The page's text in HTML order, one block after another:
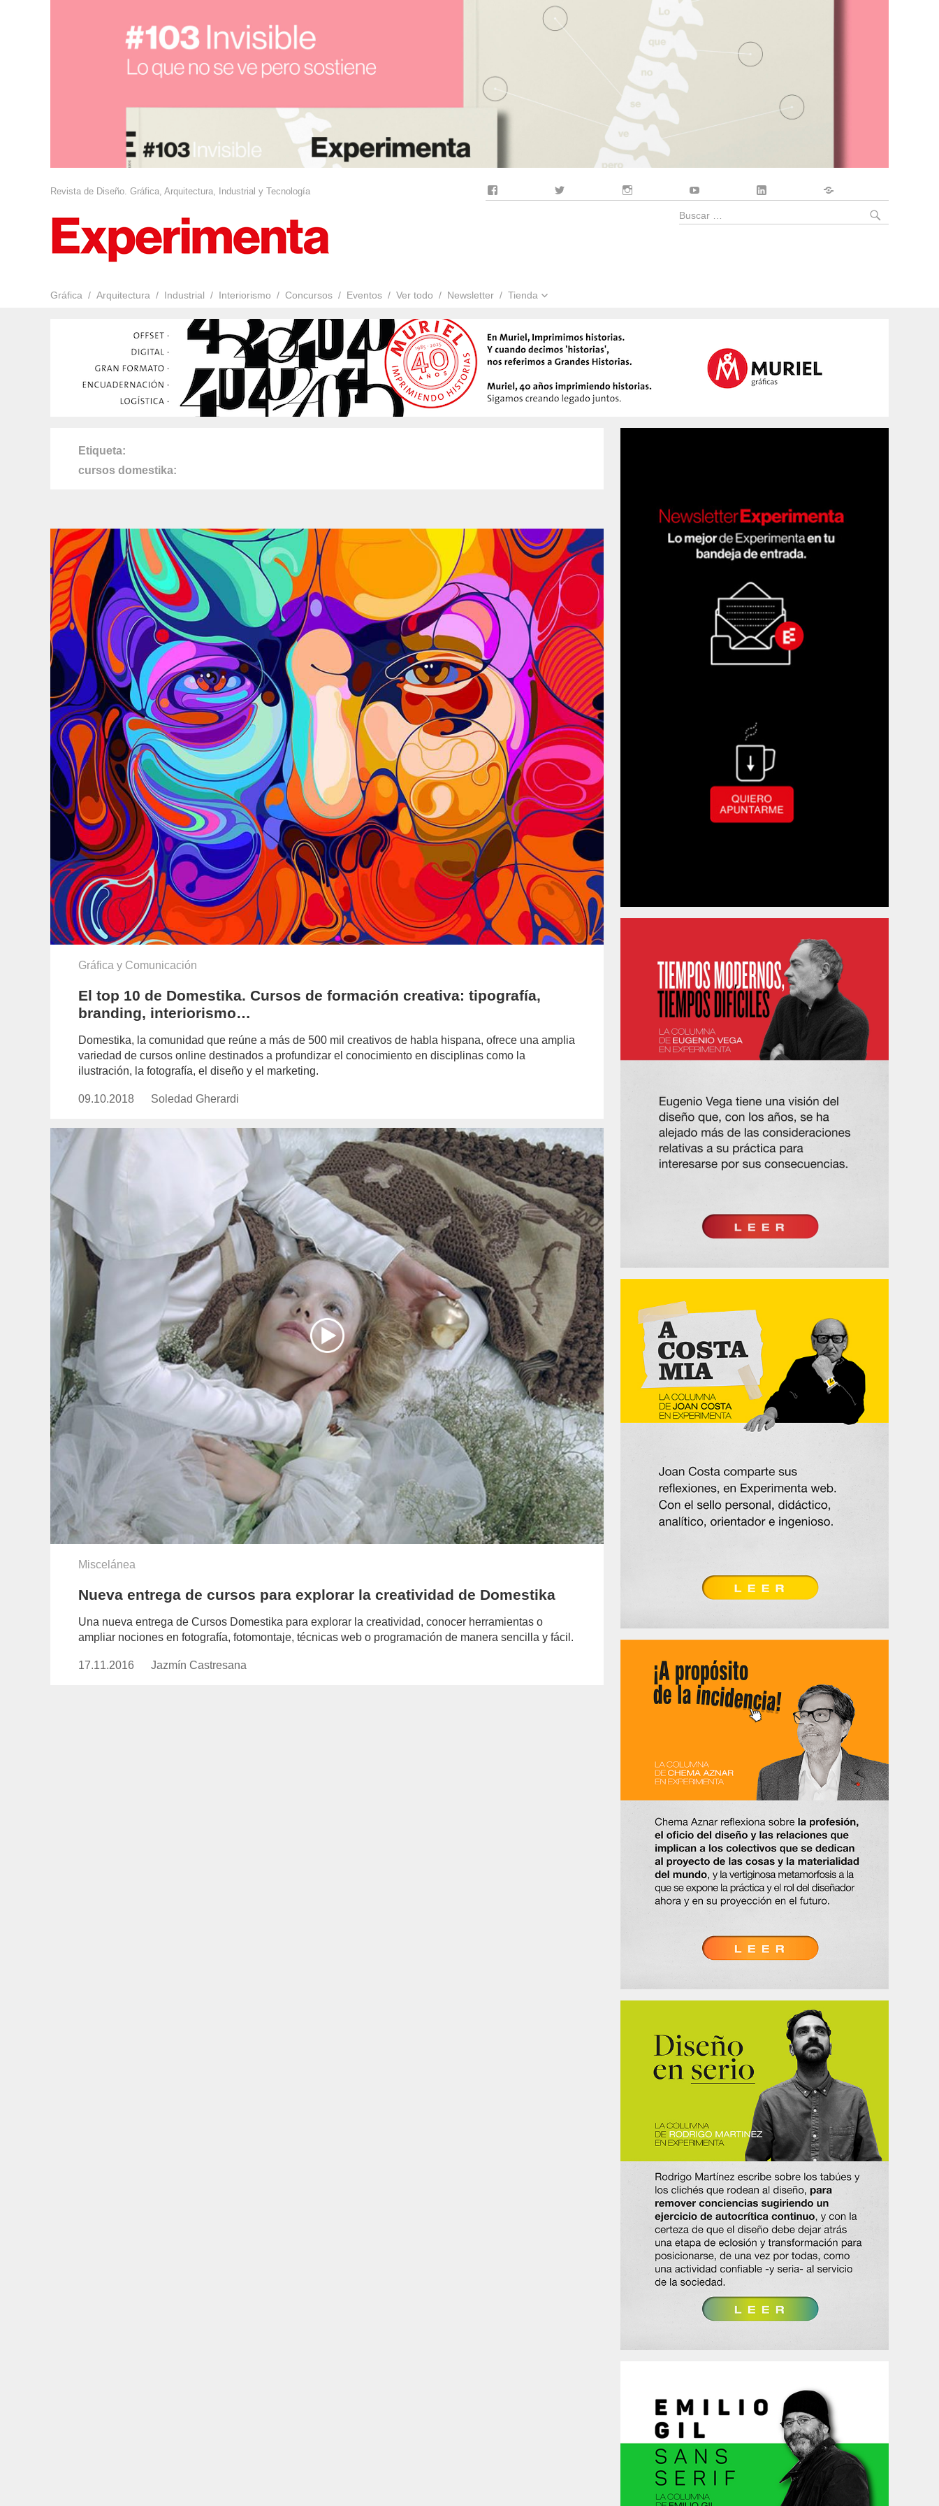
Revista de Diseño. Gráfica, Arquitectura, Industrial y Tecnología
Gráfica Arquitectura Industrial Interiorismo Concursos Eventos Ver todo Newsletter Tienda
Buscar
Etiqueta
cursos domestika
Gráfica y Comunicación
El top 10 de Domestika. Cursos de formación creativa: tipografía,
branding, interiorismo…
Domestika, la comunidad que reúne a más de 500 mil creativos de habla hispana, ofrece una amplia
variedad de cursos online destinados a profundizar el conocimiento en disciplinas como la
ilustración, la fotografía, el diseño y el marketing.
Publicado
09.10.2018
https://www.experimenta.es/author/soledad-
Soledad Gherardi
Miscelánea
Nueva entrega de cursos para explorar la creatividad de Domestika
Una nueva entrega de Cursos Domestika para explorar la creatividad, conocer herramientas o
ampliar nociones en fotografía, fotomontaje, técnicas web o programación de manera sencilla y fácil.
Publicado
17.11.2016
https://www.experimenta.es/author/jazmin-
Jazmín Castresana